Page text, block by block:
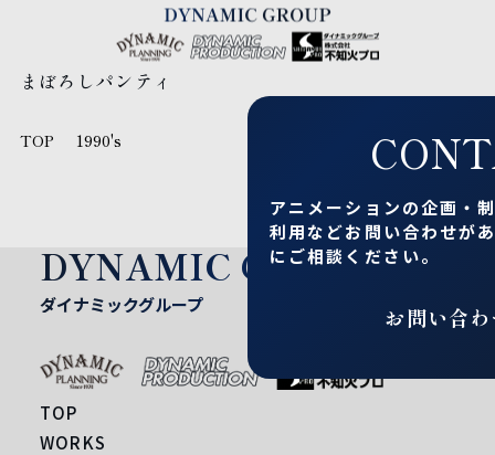
まぼろしパンティ
TOP 1990's
アニメーションの企画・
利用などお問い合わせが
にご相談ください。
お問い合
DYNAMIC GROUP
ダイナミックグループ
TOP
WORKS